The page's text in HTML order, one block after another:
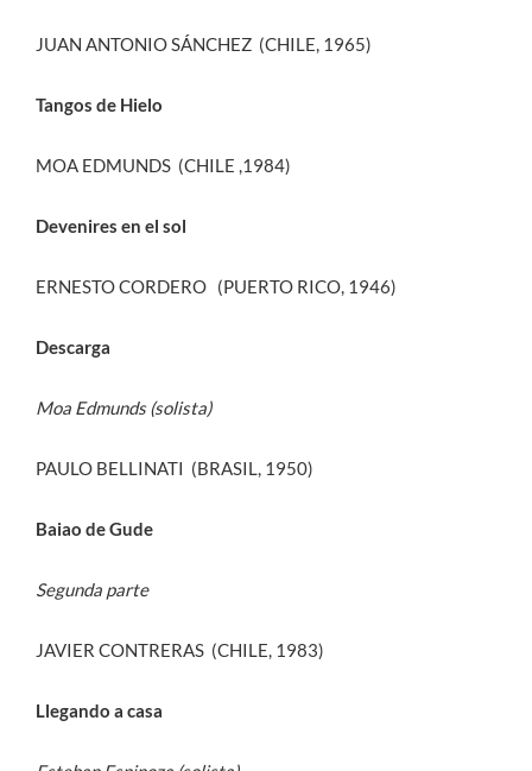
JUAN ANTONIO SÁNCHEZ (CHILE, 1965)
Tangos de Hielo
MOA EDMUNDS (CHILE ,1984)
Devenires en el sol
ERNESTO CORDERO (PUERTO RICO, 1946)
Descarga
Moa Edmunds (solista)
PAULO BELLINATI (BRASIL, 1950)
Baiao de Gude
Segunda parte
JAVIER CONTRERAS (CHILE, 1983)
Llegando a casa